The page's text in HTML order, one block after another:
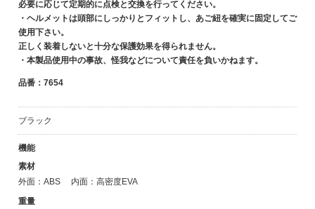
必要に応じて定期的に点検と交換を行ってください。
・ヘルメットは頭部にしっかりとフィットし、あご紐を確実に固定してご
使用下さい。
正しく装着しないと十分な保護効果を得られません。
・本製品使用中の事故、怪我などについて責任を負いかねます。
品番：7654
ブラック
機能
素材
外面：ABS 内面：高密度EVA
重量